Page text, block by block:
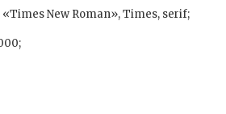
New Roman», Times, serif;